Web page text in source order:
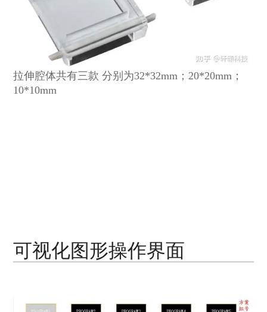
拉伸腔体共有三款 分别为32*32mm；20*20mm；
10*10mm
可视化图形操作界面